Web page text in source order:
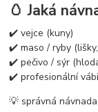
🥚 Jaká
✔️ vejce (kuny)
✔️ maso / ryby
✔️ pečivo / sýr
✔️ profesionální
💡 správná